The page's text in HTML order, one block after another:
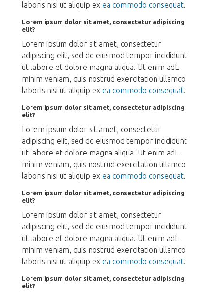
laboris nisi ut aliquip ex ea commodo consequat.
Lorem ipsum dolor sit amet, consectetur adipiscing
elit?
Lorem ipsum dolor sit amet, consectetur
adipiscing elit, sed do eiusmod tempor incididunt
ut labore et dolore magna aliqua. Ut enim adL
minim veniam, quis nostrud exercitation ullamco
laboris nisi ut aliquip ex ea commodo consequat.
Lorem ipsum dolor sit amet, consectetur adipiscing
elit?
Lorem ipsum dolor sit amet, consectetur
adipiscing elit, sed do eiusmod tempor incididunt
ut labore et dolore magna aliqua. Ut enim adL
minim veniam, quis nostrud exercitation ullamco
laboris nisi ut aliquip ex ea commodo consequat.
Lorem ipsum dolor sit amet, consectetur adipiscing
elit?
Lorem ipsum dolor sit amet, consectetur
adipiscing elit, sed do eiusmod tempor incididunt
ut labore et dolore magna aliqua. Ut enim adL
minim veniam, quis nostrud exercitation ullamco
laboris nisi ut aliquip ex ea commodo consequat.
Lorem ipsum dolor sit amet, consectetur adipiscing
elit?